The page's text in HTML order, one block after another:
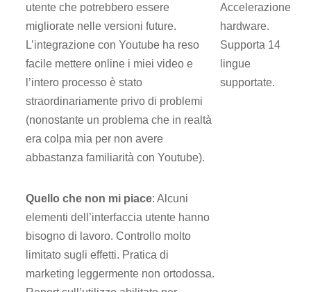
utente che potrebbero essere
migliorate nelle versioni future.
L’integrazione con Youtube ha reso
facile mettere online i miei video e
l’intero processo è stato
straordinariamente privo di problemi
(nonostante un problema che in realtà
era colpa mia per non avere
abbastanza familiarità con Youtube).
Accelerazione
hardware.
Supporta 14
lingue
supportate.
Quello che non mi piace: Alcuni
elementi dell’interfaccia utente hanno
bisogno di lavoro. Controllo molto
limitato sugli effetti. Pratica di
marketing leggermente non ortodossa.